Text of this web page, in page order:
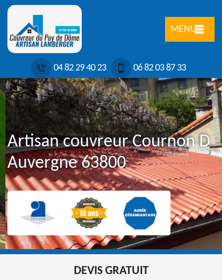
MENU
04 82 29 40 23 06 82 03 87 33
Artisan couvreur Cournon D
Auvergne 63800
DEVIS GRATUIT